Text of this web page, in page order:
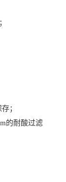
；
的耐酸过滤